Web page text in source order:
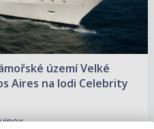
území Velké
Aires na lodi Celebrity
13 276 €/OS.
ZOBRAZIT DETAIL
2 174 €/OS.
ZOBRAZIT DETAIL
2 240 €/OS.
2 240 €/OS.